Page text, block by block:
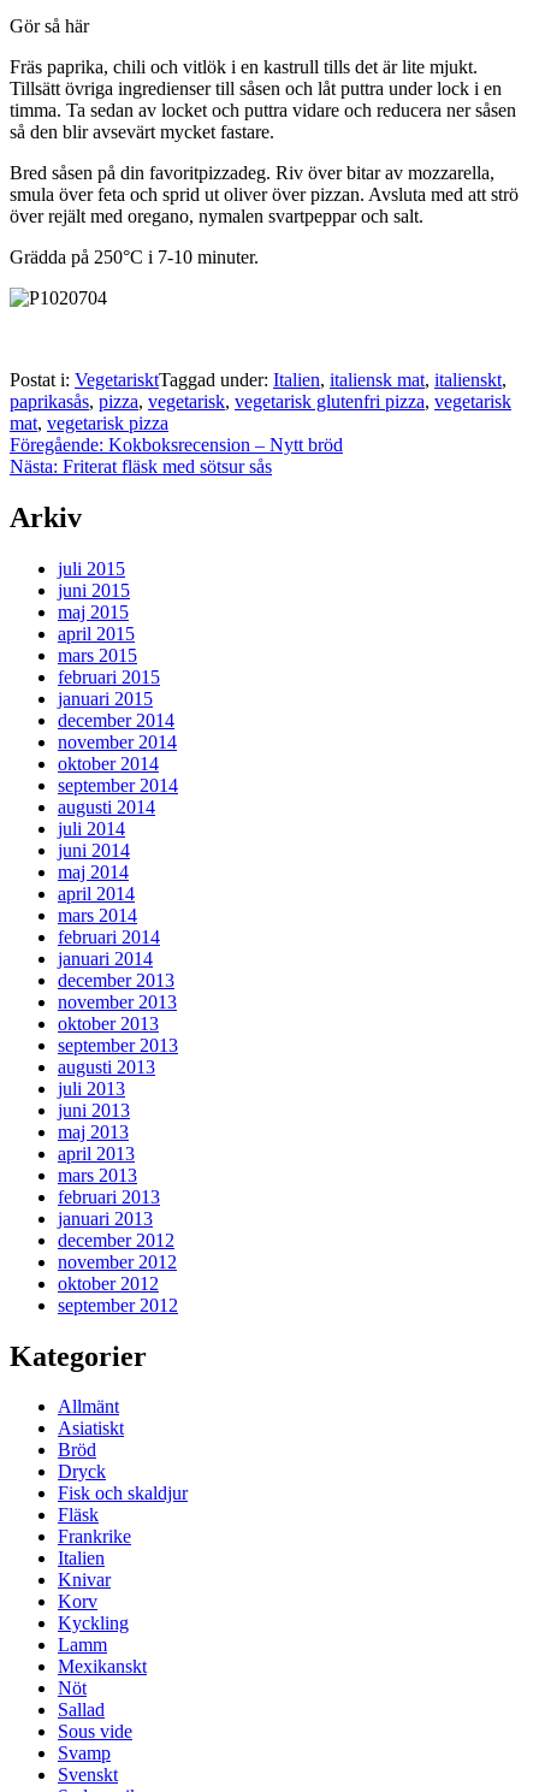
Gör så här
Fräs paprika, chili och vitlök i en kastrull tills det är lite mjukt.
Tillsätt övriga ingredienser till såsen och låt puttra under lock i en
timma. Ta sedan av locket och puttra vidare och reducera ner såsen
så den blir avsevärt mycket fastare.
Bred såsen på din favoritpizzadeg. Riv över bitar av mozzarella,
smula över feta och sprid ut oliver över pizzan. Avsluta med att strö
över rejält med oregano, nymalen svartpeppar och salt.
Grädda på 250°C i 7-10 minuter.
Postat i: VegetarisktTaggad under: Italien, italiensk mat, italienskt,
paprikasås, pizza, vegetarisk, vegetarisk glutenfri pizza, vegetarisk
mat, vegetarisk pizza
Inläggsnavigering
Föregående: Kokboksrecension – Nytt bröd
Nästa: Friterat fläsk med sötsur sås
Arkiv
juli 2015
juni 2015
maj 2015
april 2015
mars 2015
februari 2015
januari 2015
december 2014
november 2014
oktober 2014
september 2014
augusti 2014
juli 2014
juni 2014
maj 2014
april 2014
mars 2014
februari 2014
januari 2014
december 2013
november 2013
oktober 2013
september 2013
augusti 2013
juli 2013
juni 2013
maj 2013
april 2013
mars 2013
februari 2013
januari 2013
december 2012
november 2012
oktober 2012
september 2012
Kategorier
Allmänt
Asiatiskt
Bröd
Dryck
Fisk och skaldjur
Fläsk
Frankrike
Italien
Knivar
Korv
Kyckling
Lamm
Mexikanskt
Nöt
Sallad
Sous vide
Svamp
Svenskt